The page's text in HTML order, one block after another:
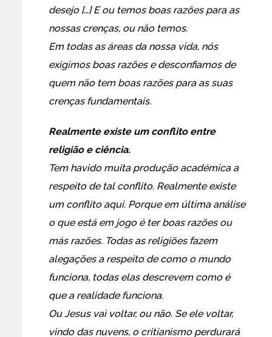
desejo […] E ou temos boas razões para as
nossas crenças, ou não temos.
Em todas as áreas da nossa vida, nós
exigimos boas razões e desconfiamos de
quem não tem boas razões para as suas
crenças fundamentais.
Realmente existe um conflito entre
religião e ciência.
Tem havido muita produção académica a
respeito de tal conflito. Realmente existe
um conflito aqui. Porque em última análise
o que está em jogo é ter boas razões ou
más razões. Todas as religiões fazem
alegações a respeito de como o mundo
funciona, todas elas descrevem como é
que a realidade funciona.
Ou Jesus vai voltar, ou não. Se ele voltar,
vindo das nuvens, o critianismo perdurará